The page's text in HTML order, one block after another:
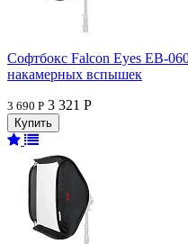
Софтбокс Falcon Eyes EB-
накамерных вспышек
3 690 Р 3 321 Р